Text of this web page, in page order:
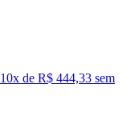
10x de R$ 444,33 sem